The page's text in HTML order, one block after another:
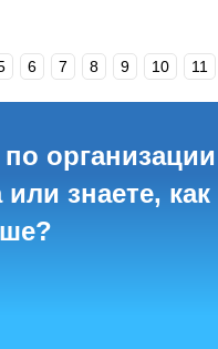
6 7 8 9 10 11
организации
знаете, как